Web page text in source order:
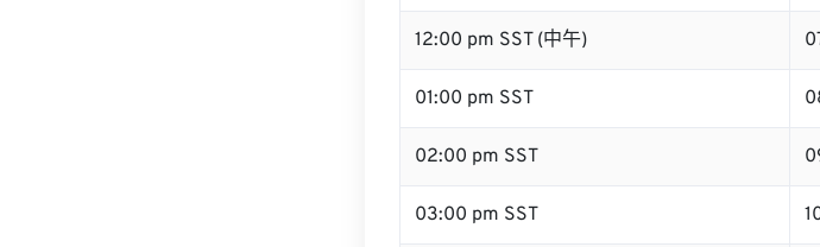
12:00 pm SST (中午)
01:00 pm SST
02:00 pm SST
03:00 pm SST